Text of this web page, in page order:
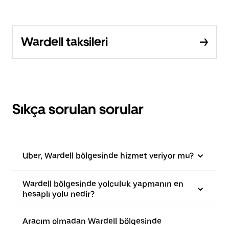
Wardell taksileri
Sıkça sorulan sorular
Uber, Wardell bölgesinde hizmet veriyor mu?
Wardell bölgesinde yolculuk yapmanın en
hesaplı yolu nedir?
Aracım olmadan Wardell bölgesinde